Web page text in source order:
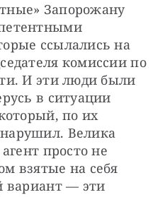
Запорожану
ссылались на
комиссии по
И эти люди были
в ситуации
по их
Велика
просто не
взятые на себя
вариант — эти